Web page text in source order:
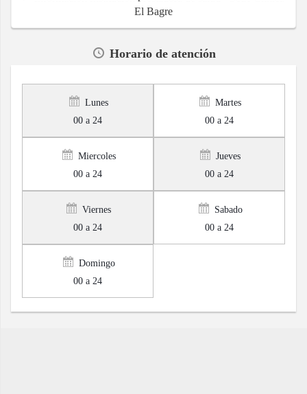
El Bagre
Horario de atención
Lunes
00 a 24
Martes
00 a 24
Miercoles
00 a 24
Jueves
00 a 24
Viernes
00 a 24
Sabado
00 a 24
Domingo
00 a 24